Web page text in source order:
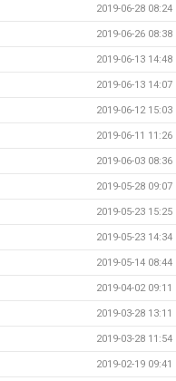
2019-06-28 08:24
2019-06-26 08:38
2019-06-13 14:48
2019-06-13 14:07
2019-06-12 15:03
2019-06-11 11:26
2019-06-03 08:36
2019-05-28 09:07
2019-05-23 15:25
2019-05-23 14:34
2019-05-14 08:44
2019-04-02 09:11
2019-03-28 13:11
2019-03-28 11:54
2019-02-19 09:41